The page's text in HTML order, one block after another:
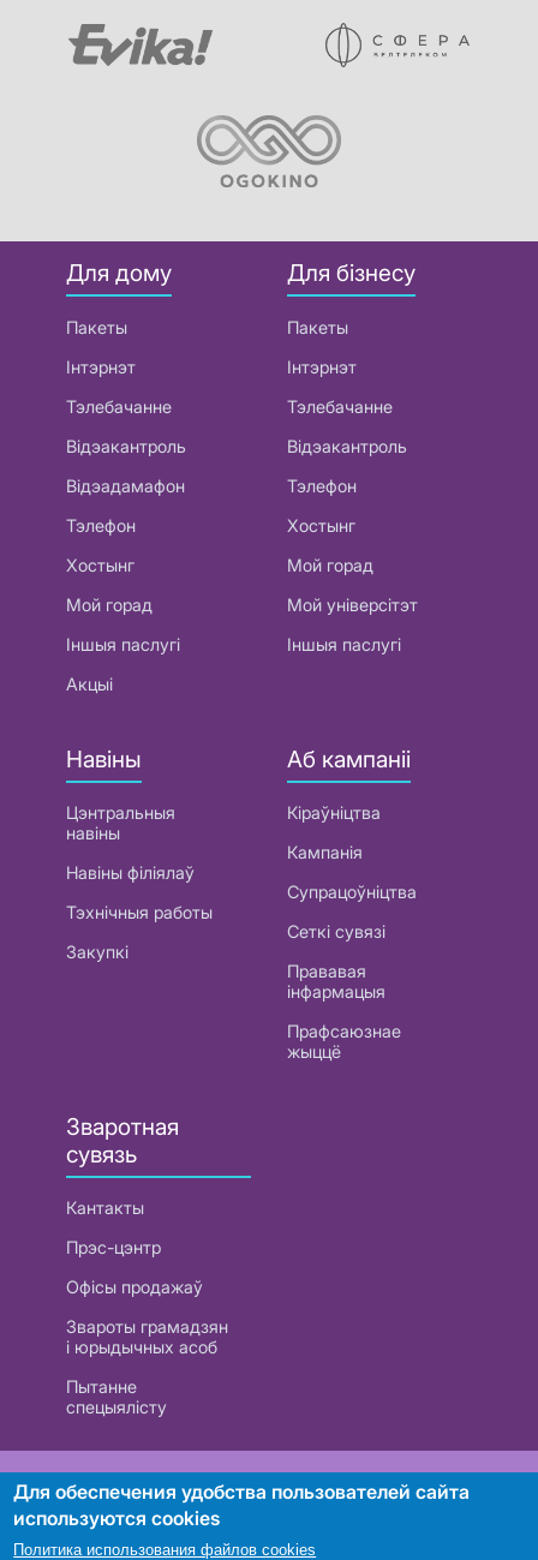
Для дому
Пакеты
Інтэрнэт
Тэлебачанне
Відэакантроль
Відэадамафон
Тэлефон
Хостынг
Мой горад
Іншыя паслугі
Акцыі
Для бізнесу
Пакеты
Інтэрнэт
Тэлебачанне
Відэакантроль
Тэлефон
Хостынг
Мой горад
Мой універсітэт
Іншыя паслугі
Навіны
Цэнтральныя
навіны
Навіны філіялаў
Тэхнічныя работы
Закупкі
Аб кампаніі
Кіраўніцтва
Кампанія
Супрацоўніцтва
Сеткі сувязі
Прававая
інфармацыя
Прафсаюзнае
жыццё
Зваротная
сувязь
Кантакты
Прэс-цэнтр
Офісы продажаў
Звароты грамадзян
і юрыдычных асоб
Пытанне
спецыялісту
РУП «Белтэлекам». УНП 101007741
Для обеспечения удобства пользователей сайта
используются cookies
Политика использования файлов cookies